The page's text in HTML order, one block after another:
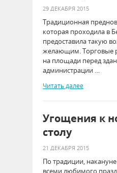
29 ДЕКАБРЯ 2015
Традиционная
которая проходила в
предоставила такую
желающим. Торговые
на площади перед
администрации …
Читать далее
Угощения к
столу
21 ДЕКАБРЯ 2015
По традиции,
всеми любимого